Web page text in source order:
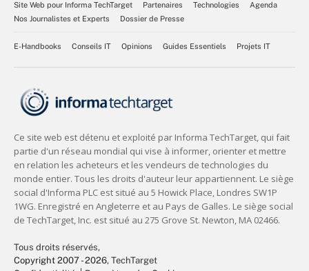
Site Web pour Informa TechTarget Partenaires Technologies
Agenda
Nos Journalistes et Experts
Dossier de Presse
E-Handbooks Conseils IT Opinions Guides Essentiels Projets IT
Tous droits réservés,
Copyright 2007 - 2026, TechTarget